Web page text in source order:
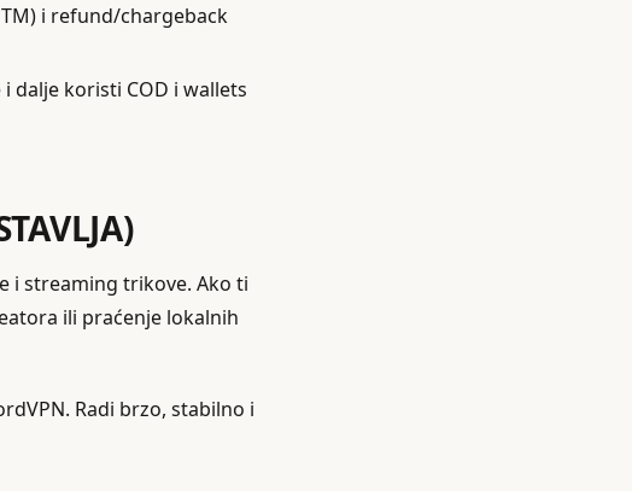
i refund/chargeback
dalje koristi COD i wallets
i streaming trikove. Ako ti
ili praćenje lokalnih
Radi brzo, stabilno i